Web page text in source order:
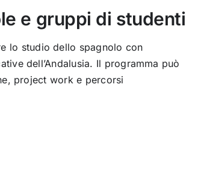
e gruppi di studenti
lo studio dello spagnolo con
dell’Andalusia. Il programma può
project work e percorsi